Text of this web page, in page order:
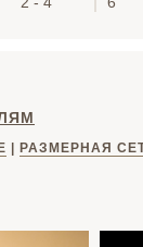
РАЗМЕРНАЯ